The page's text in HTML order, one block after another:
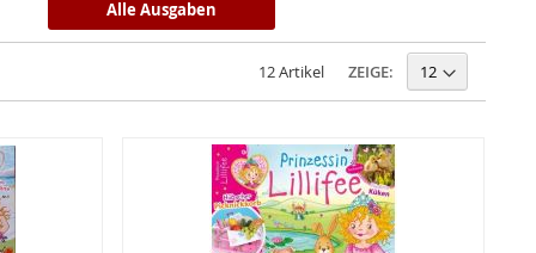
Alle Ausgaben
ZEIGE:
12Artikel